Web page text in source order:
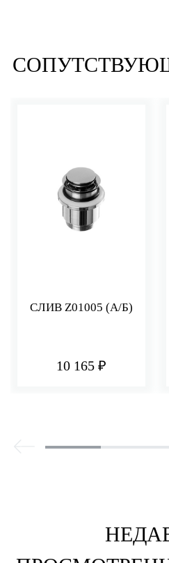
СЛИВ Z01005 (А/Б)
10 165 ₽